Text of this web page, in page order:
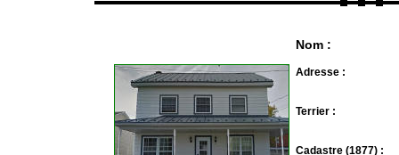
Nom :
Adresse :
Terrier :
Cadastre (1877) :